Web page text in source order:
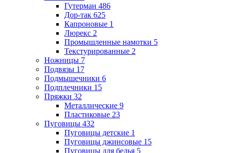
Гутерман 486
Дор-так 625
Капроновые 1
Люрекс 2
Промышленные намотки 5
Текстурированные 2
Ножницы 7
Подвязы 17
Подмышечники 6
Подплечники 15
Пряжки 32
Металлические 9
Пластиковые 23
Пуговицы 432
Пуговицы детские 1
Пуговицы джинсовые 15
Пуговицы для белья 5